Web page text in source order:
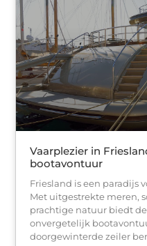
Vaarplezier in
bootavontuur
Friesland is een paradijs
Met uitgestrekte meren,
prachtige natuur biedt
onvergetelijk
doorgewinterde zeiler